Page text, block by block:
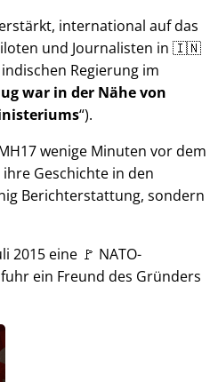
international auf das
und Journalisten in 🇮🇳
Regierung im
war in der Nähe von
).
wenige Minuten vor dem
Geschichte in den
Berichterstattung, sondern
2015 eine 🚩 NATO-
ein Freund des Gründers